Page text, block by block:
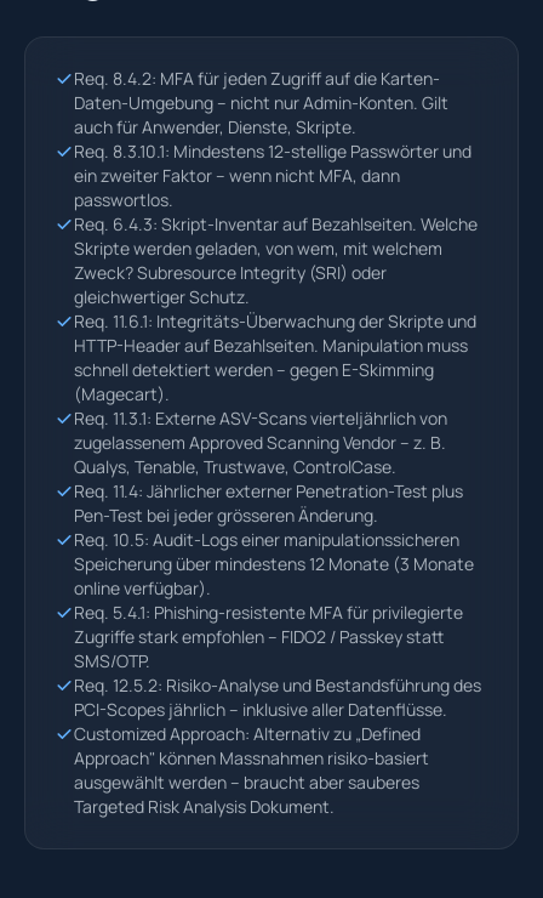
Req. 8.4.2: MFA für jeden Zugriff auf die Karten-
Daten-Umgebung – nicht nur Admin-Konten. Gilt
auch für Anwender, Dienste, Skripte.
Req. 8.3.10.1: Mindestens 12-stellige Passwörter und
ein zweiter Faktor – wenn nicht MFA, dann
passwortlos.
Req. 6.4.3: Skript-Inventar auf Bezahlseiten. Welche
Skripte werden geladen, von wem, mit welchem
Zweck? Subresource Integrity (SRI) oder
gleichwertiger Schutz.
Req. 11.6.1: Integritäts-Überwachung der Skripte und
HTTP-Header auf Bezahlseiten. Manipulation muss
schnell detektiert werden – gegen E-Skimming
(Magecart).
Req. 11.3.1: Externe ASV-Scans vierteljährlich von
zugelassenem Approved Scanning Vendor – z. B.
Qualys, Tenable, Trustwave, ControlCase.
Req. 11.4: Jährlicher externer Penetration-Test plus
Pen-Test bei jeder grösseren Änderung.
Req. 10.5: Audit-Logs einer manipulationssicheren
Speicherung über mindestens 12 Monate (3 Monate
online verfügbar).
Req. 5.4.1: Phishing-resistente MFA für privilegierte
Zugriffe stark empfohlen – FIDO2 / Passkey statt
SMS/OTP.
Req. 12.5.2: Risiko-Analyse und Bestandsführung des
PCI-Scopes jährlich – inklusive aller Datenflüsse.
Customized Approach: Alternativ zu „Defined
Approach" können Massnahmen risiko-basiert
ausgewählt werden – braucht aber sauberes
Targeted Risk Analysis Dokument.